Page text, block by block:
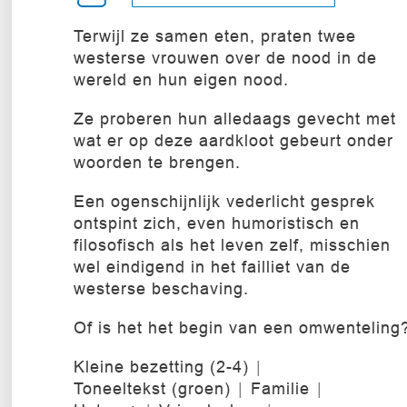
Terwijl ze samen eten, praten twee
westerse vrouwen over de nood in de
wereld en hun eigen nood.
Ze proberen hun alledaags gevecht met
wat er op deze aardkloot gebeurt onder
woorden te brengen.
Een ogenschijnlijk vederlicht gesprek
ontspint zich, even humoristisch en
filosofisch als het leven zelf, misschien
wel eindigend in het failliet van de
westerse beschaving.
Of is het het begin van een
Kleine bezetting (2-4)
Toneeltekst (groen)
Familie